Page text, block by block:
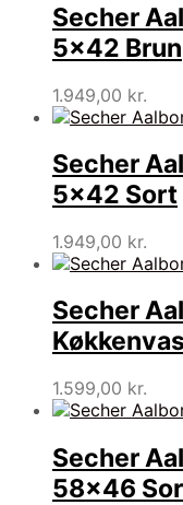
Secher
5×42 Brun
1.949,00 kr.
Secher
5×42 Sort
1.949,00 kr.
Secher
1.599,00 kr.
Secher
58×46